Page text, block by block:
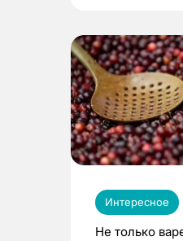
Интересное
Не только